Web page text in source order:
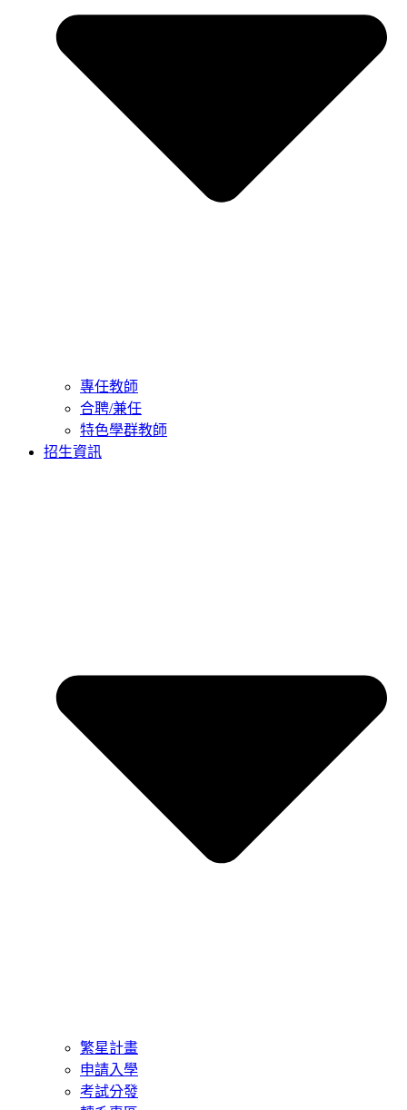
專任教師
合聘/兼任
特色學群教師
招生資訊
繁星計畫
申請入學
考試分發